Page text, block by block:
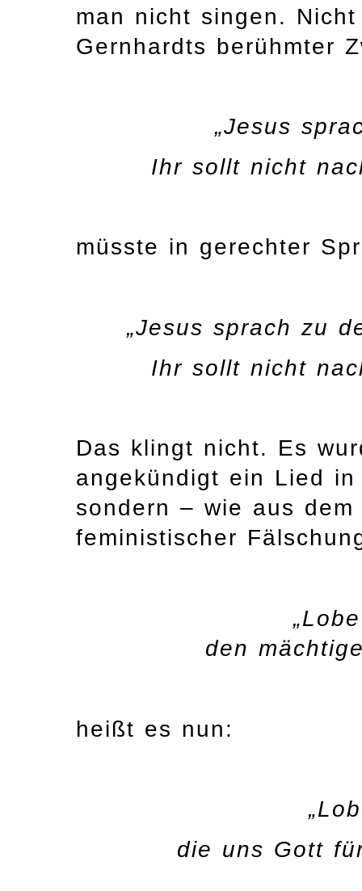
man nicht singen.
Gernhardts berühmter
„Jesus
Ihr sollt nicht
müsste in gerechter
„Jesus sprach zu
Ihr sollt nicht
Das klingt nicht. Es
angekündigt ein Lied
sondern – wie aus
feministischer
den
heißt es nun:
die uns Gott